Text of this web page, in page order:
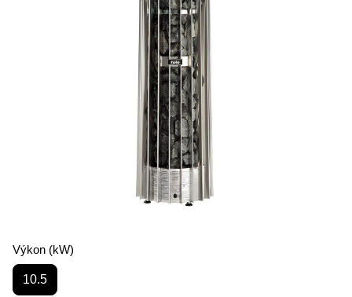
Výkon (kW)
10.5